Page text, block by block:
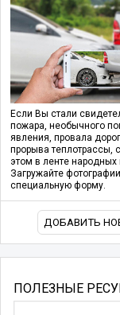
Если Вы стали
пожара, необычного
явления, провала
прорыва теплотрассы,
этом в ленте народных
Загружайте
специальную форму.
ДОБАВИТЬ
ПОЛЕЗНЫЕ